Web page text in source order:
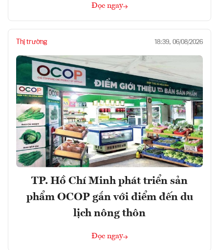
Đọc ngay
Thị trường 18:39, 06/08/2026
TP. Hồ Chí Minh phát triển sản
phẩm OCOP gắn với điểm đến du
lịch nông thôn
Đọc ngay